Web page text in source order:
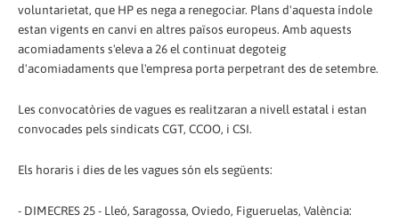
voluntarietat, que HP es nega a renegociar. Plans d'aquesta índole
estan vigents en canvi en altres països europeus. Amb aquests
acomiadaments s'eleva a 26 el continuat degoteig
d'acomiadaments que l'empresa porta perpetrant des de setembre.
Les convocatòries de vagues es realitzaran a nivell estatal i estan
convocades pels sindicats CGT, CCOO, i CSI.
Els horaris i dies de les vagues són els següents:
- DIMECRES 25 - Lleó, Saragossa, Oviedo, Figueruelas, València: